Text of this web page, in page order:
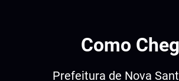
Como
Prefeitura de Nova